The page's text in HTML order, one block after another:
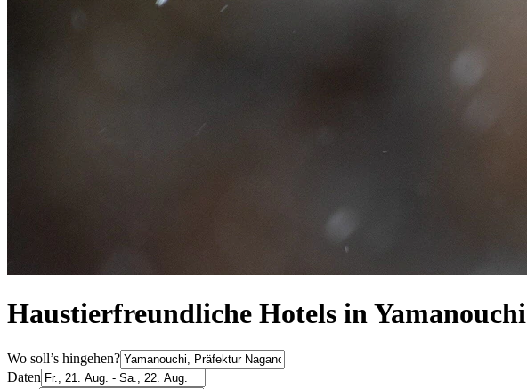
Haustierfreundliche Hotels in Yamanouchi
Wo soll’s hingehen?
Daten